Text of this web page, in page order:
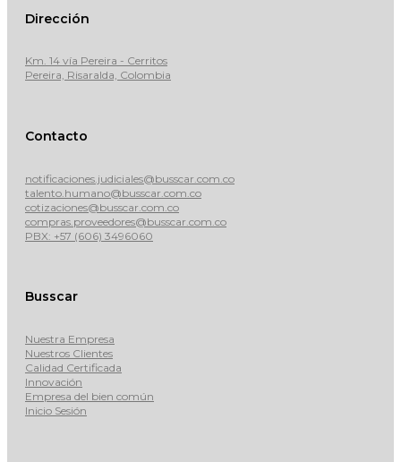
Dirección
Km. 14 vía Pereira - Cerritos
Pereira, Risaralda, Colombia
Contacto
notificaciones.judiciales@busscar.com.co
talento.humano@busscar.com.co
cotizaciones@busscar.com.co
compras.proveedores@busscar.com.co
PBX: +57 (606) 3496060
Busscar
Nuestra Empresa
Nuestros Clientes
Calidad Certificada
Innovación
Empresa del bien común
Inicio Sesión